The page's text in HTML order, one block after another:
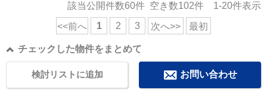
該当公開件数60件 空き数102件 1-20件表示
<<前へ 1 2 3 次へ>> 最初
チェックした物件をまとめて
お問い合わせ
検討リストに追加